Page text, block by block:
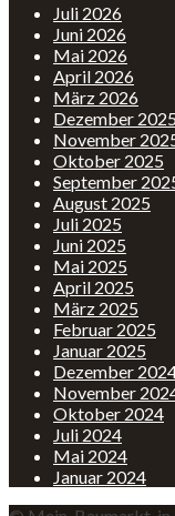
Juli 2026
Juni 2026
Mai 2026
April 2026
März 2026
Dezember
November
Oktober 2025
September
August 2025
Juli 2025
Juni 2025
Mai 2025
April 2025
März 2025
Februar 2025
Januar 2025
Dezember
November
Oktober 2024
Juli 2024
Mai 2024
Januar 2024